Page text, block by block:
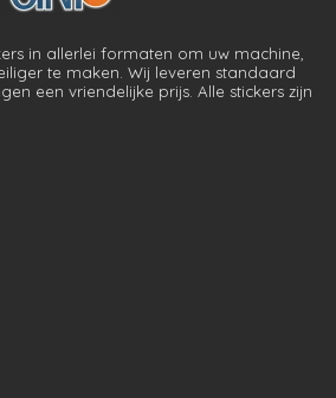
in allerlei formaten om uw machine,
te maken. Wij leveren standaard
een vriendelijke prijs. Alle stickers zijn